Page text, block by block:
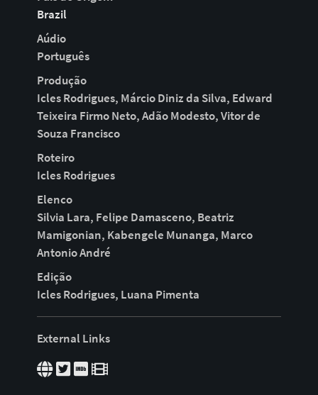
Brazil
Aúdio
Português
Produção
Icles Rodrigues, Márcio Diniz da Silva, Edward
Teixeira Firmo Neto, Adão Modesto, Vitor de
Souza Francisco
Roteiro
Icles Rodrigues
Elenco
Silvia Lara, Felipe Damasceno, Beatriz
Mamigonian, Kabengele Munanga, Marco
Antonio André
Edição
Icles Rodrigues, Luana Pimenta
External Links